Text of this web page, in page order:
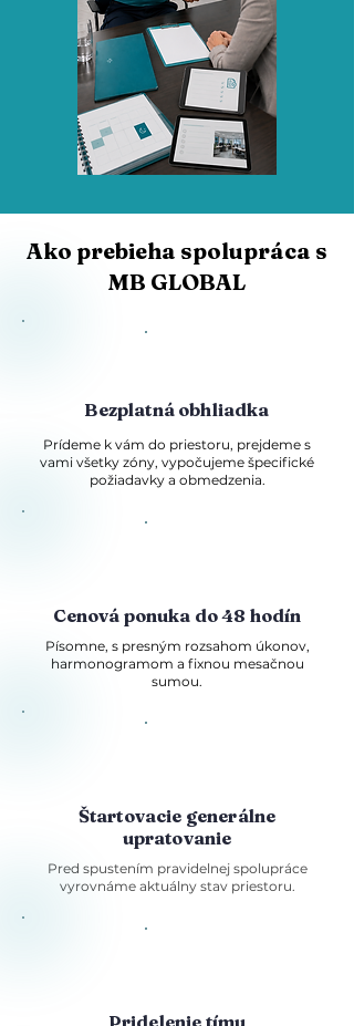
Ako prebieha spolupráca s
MB GLOBAL
Bezplatná obhliadka
Prídeme k vám do priestoru, prejdeme s
vami všetky zóny, vypočujeme špecifické
požiadavky a obmedzenia.
Cenová ponuka do 48 hodín
Písomne, s presným rozsahom úkonov,
harmonogramom a fixnou mesačnou
sumou.
Štartovacie generálne
upratovanie
Pred spustením pravidelnej spolupráce
vyrovnáme aktuálny stav priestoru.
Pridelenie tímu